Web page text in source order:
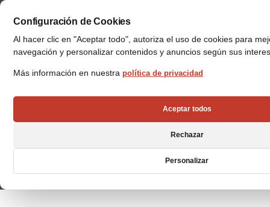
Configuración de Cookies
Al hacer clic en "Aceptar todo", autoriza el uso de cookies para
navegación y personalizar contenidos y anuncios según sus
Más información en nuestra política de privacidad
Aceptar todos
Rechazar
Personalizar
CARRERAS